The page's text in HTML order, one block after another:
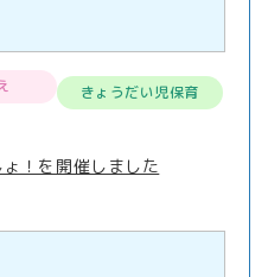
きょうだい児保育
！を開催しました